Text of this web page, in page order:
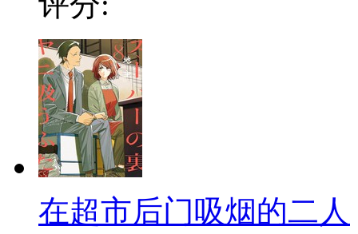
在超市后门吸烟的二人